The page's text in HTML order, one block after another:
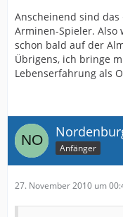
Anscheinend sind
Arminen-Spieler.
schon bald auf der
Übrigens, ich bringe
Lebenserfahrung als
Anfänger
27. November 2010 um